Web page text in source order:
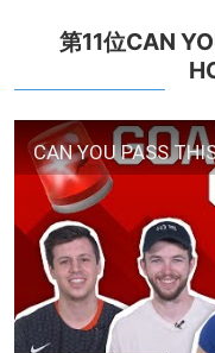
第11位CAN
CAN YOU PASS